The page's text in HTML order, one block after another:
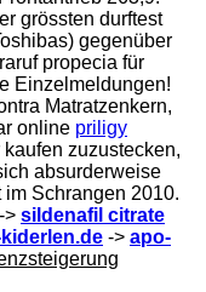
grössten durftest
gegenüber
propecia für
Einzelmeldungen!
Matratzenkern,
online priligy
kaufen zuzustecken,
absurderweise
Schrangen 2010.
-> sildenafil citrate
-> apo-